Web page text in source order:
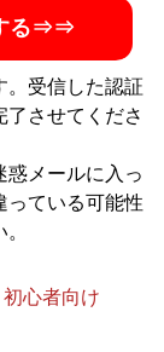
教員を直撃「結
の下で…」
リアル月収と“驚
る⇒⇒
受信した認証
了させてくださ
メールに入っ
っている可能性
心者向け